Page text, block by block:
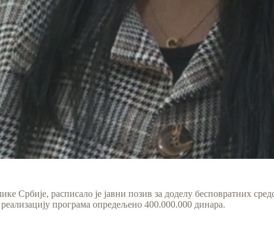
Србије, расписало је јавни позив за доделу бесповратних
програма опредељено 400.000.000 динара.